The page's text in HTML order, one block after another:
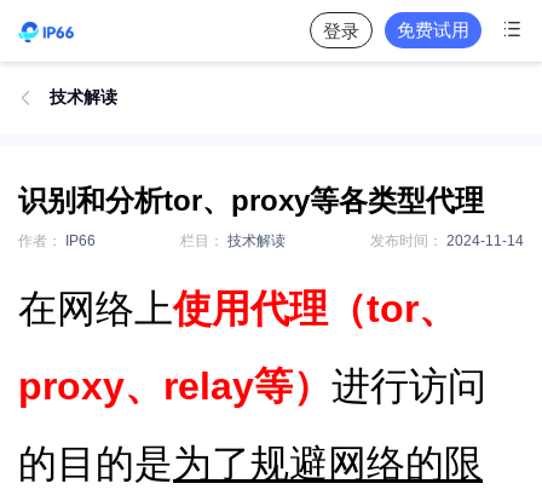
登录 免费试用 
 技术解读
识别和分析tor、proxy等各类型代理
作者： IP66 栏目： 技术解读 发布时间： 2024-11-14
在网络上使用代理（tor、
proxy、relay等） 进行访问
的目的是为了规避网络的限